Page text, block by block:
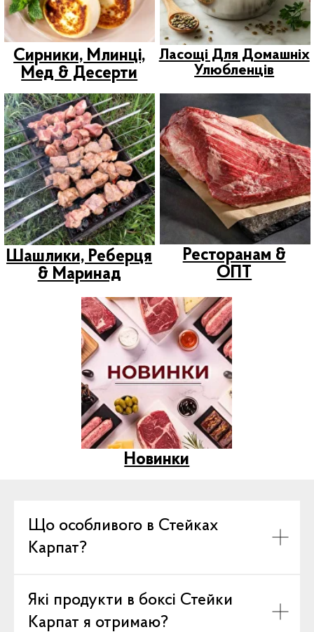
Що особливого в Стейках
Карпат?
Які продукти в боксі Стейки
Карпат я отримаю?